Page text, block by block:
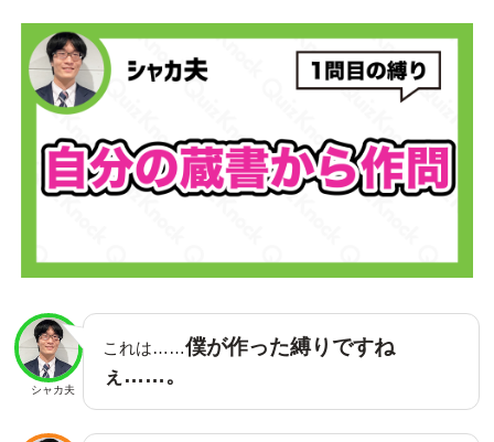
シャカ夫
これは……僕が作った縛りですね
ぇ……。